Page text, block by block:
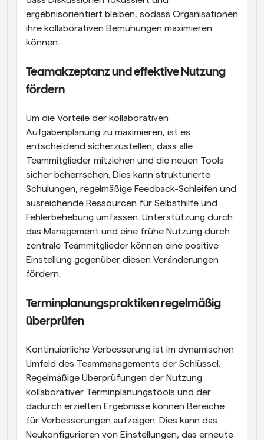
ergebnisorientiert bleiben, sodass Organisationen
ihre kollaborativen Bemühungen maximieren
können.
Teamakzeptanz und effektive Nutzung
fördern
Um die Vorteile der kollaborativen
Aufgabenplanung zu maximieren, ist es
entscheidend sicherzustellen, dass alle
Teammitglieder mitziehen und die neuen Tools
sicher beherrschen. Dies kann strukturierte
Schulungen, regelmäßige Feedback-Schleifen und
ausreichende Ressourcen für Selbsthilfe und
Fehlerbehebung umfassen. Unterstützung durch
das Management und eine frühe Nutzung durch
zentrale Teammitglieder können eine positive
Einstellung gegenüber diesen Veränderungen
fördern.
Terminplanungspraktiken regelmäßig
überprüfen
Kontinuierliche Verbesserung ist im dynamischen
Umfeld des Teammanagements der Schlüssel.
Regelmäßige Überprüfungen der Nutzung
kollaborativer Terminplanungstools und der
dadurch erzielten Ergebnisse können Bereiche
für Verbesserungen aufzeigen. Dies kann das
Neukonfigurieren von Einstellungen, das erneute